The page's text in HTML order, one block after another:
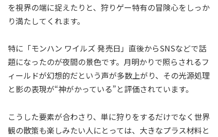
を視界の端に捉えたりと、狩りゲー特有の冒険心をしっか
り満たしてくれます。
特に「モンハン ワイルズ 発売日」直後からSNSなどで話
題になったのが夜間の景色です。月明かりで照らされるフ
ィールドが幻想的だという声が多数上がり、その光源処理
と影の表現が“神がかっている”と評価されています。
こうした要素が合わさり、単に狩りをするだけでなく世界
観の散策も楽しみたい人にとっては、大きなプラス材料と